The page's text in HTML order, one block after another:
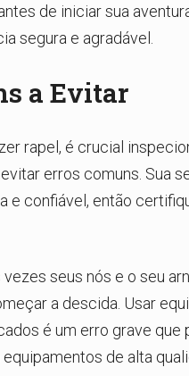
de iniciar sua
segura e agradável.
a Evitar
rapel, é crucial
erros comuns. Sua
e confiável, então
seus nós e o seu
a descida. Usar
é um erro grave que
de alta